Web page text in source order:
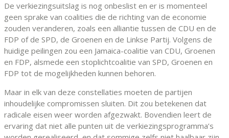
De verkiezingsuitslag is nog onbeslist en er is momenteel
geen sprake van coalities die de richting van de economie
zouden veranderen, zoals een alliantie tussen de CDU en de
FDP of de SPD, de Groenen en de Linkse Partij. Volgens de
huidige peilingen zou een Jamaica-coalitie van CDU, Groenen
en FDP, alsmede een stoplichtcoalitie van SPD, Groenen en
FDP tot de mogelijkheden kunnen behoren.
Maar in elk van deze constellaties moeten de partijen
inhoudelijke compromissen sluiten. Dit zou betekenen dat
radicale eisen weer worden afgezwakt. Bovendien leert de
ervaring dat niet alle punten uit de verkiezingsprogramma’s